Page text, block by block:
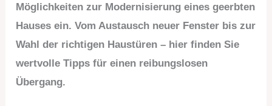
Möglichkeiten zur Modernisierung eines geerbten
Hauses ein. Vom Austausch neuer Fenster bis zur
Wahl der richtigen Haustüren – hier finden Sie
wertvolle Tipps für einen reibungslosen
Übergang.